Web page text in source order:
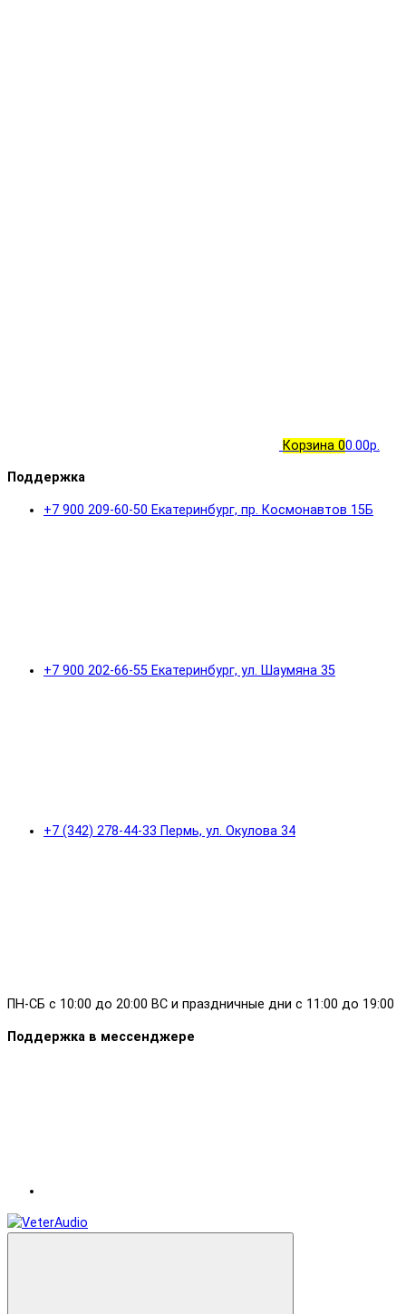
Корзина 00.00р.
Поддержка
+7 900 209-60-50 Екатеринбург, пр. Космонавтов 15Б
+7 900 202-66-55 Екатеринбург, ул. Шаумяна 35
+7 (342) 278-44-33 Пермь, ул. Окулова 34
ПН-СБ с 10:00 до 20:00 ВС и праздничные дни с 11:00 до 19:00
Поддержка в мессенджере